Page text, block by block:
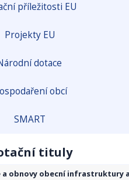
příležitosti EU
Projekty EU
dotace
obcí
SMART
tituly
a obnovy obecní infrastruktury